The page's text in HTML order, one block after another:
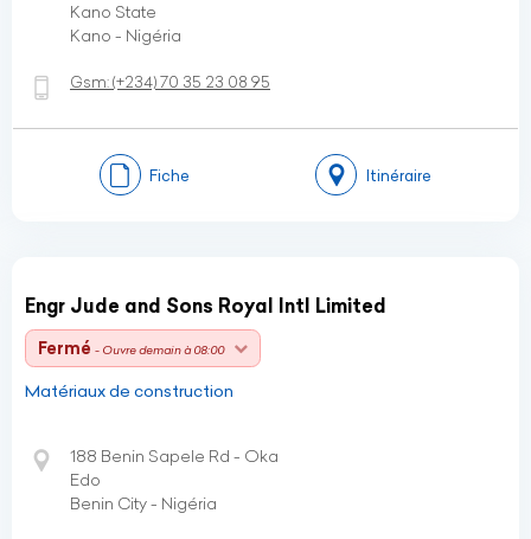
Kano State
Kano - Nigéria
Gsm:(+234)70 35 23 08 95
Fiche Itinéraire
Engr Jude and Sons Royal Intl Limited
Fermé - Ouvre demain à 08:00
Matériaux de construction
188 Benin Sapele Rd - Oka
Edo
Benin City - Nigéria